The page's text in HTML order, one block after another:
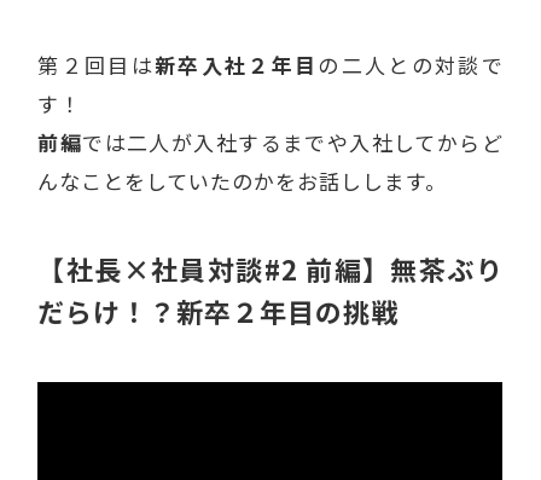
第２回目は新卒入社２年目 の二人との対談で
す！
前編では二人が入社するまでや入社してからど
んなことをしていたのかをお話しします。
【社長×社員対談#2 前編】無茶ぶり
だらけ！？新卒２年目の挑戦